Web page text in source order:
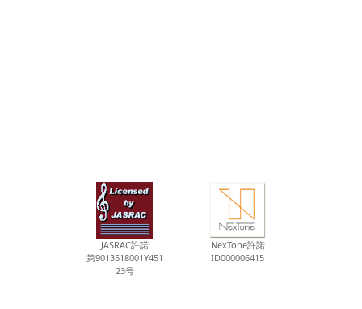
JASRAC許諾
第9013518001Y451
23号
NexTone許諾
ID000006415